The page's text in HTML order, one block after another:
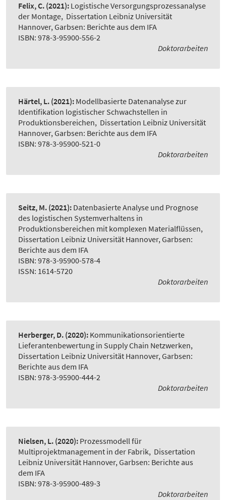
Felix, C. (2021): Logistische Versorgungsprozessanalyse
der Montage, Dissertation Leibniz Universität
Hannover, Garbsen: Berichte aus dem IFA
ISBN: 978-3-95900-556-2
Doktorarbeiten
Härtel, L. (2021): Modellbasierte Datenanalyse zur
Identifikation logistischer Schwachstellen in
Produktionsbereichen, Dissertation Leibniz Universität
Hannover, Garbsen: Berichte aus dem IFA
ISBN: 978-3-95900-521-0
Doktorarbeiten
Seitz, M. (2021): Datenbasierte Analyse und Prognose
des logistischen Systemverhaltens in
Produktionsbereichen mit komplexen Materialflüssen,
Dissertation Leibniz Universität Hannover, Garbsen:
Berichte aus dem IFA
ISBN: 978-3-95900-578-4
ISSN: 1614-5720
Doktorarbeiten
Herberger, D. (2020): Kommunikationsorientierte
Lieferantenbewertung in Supply Chain Netzwerken,
Dissertation Leibniz Universität Hannover, Garbsen:
Berichte aus dem IFA
ISBN: 978-3-95900-444-2
Doktorarbeiten
Nielsen, L. (2020): Prozessmodell für
Multiprojektmanagement in der Fabrik, Dissertation
Leibniz Universität Hannover, Garbsen: Berichte aus
dem IFA
ISBN: 978-3-95900-489-3
Doktorarbeiten